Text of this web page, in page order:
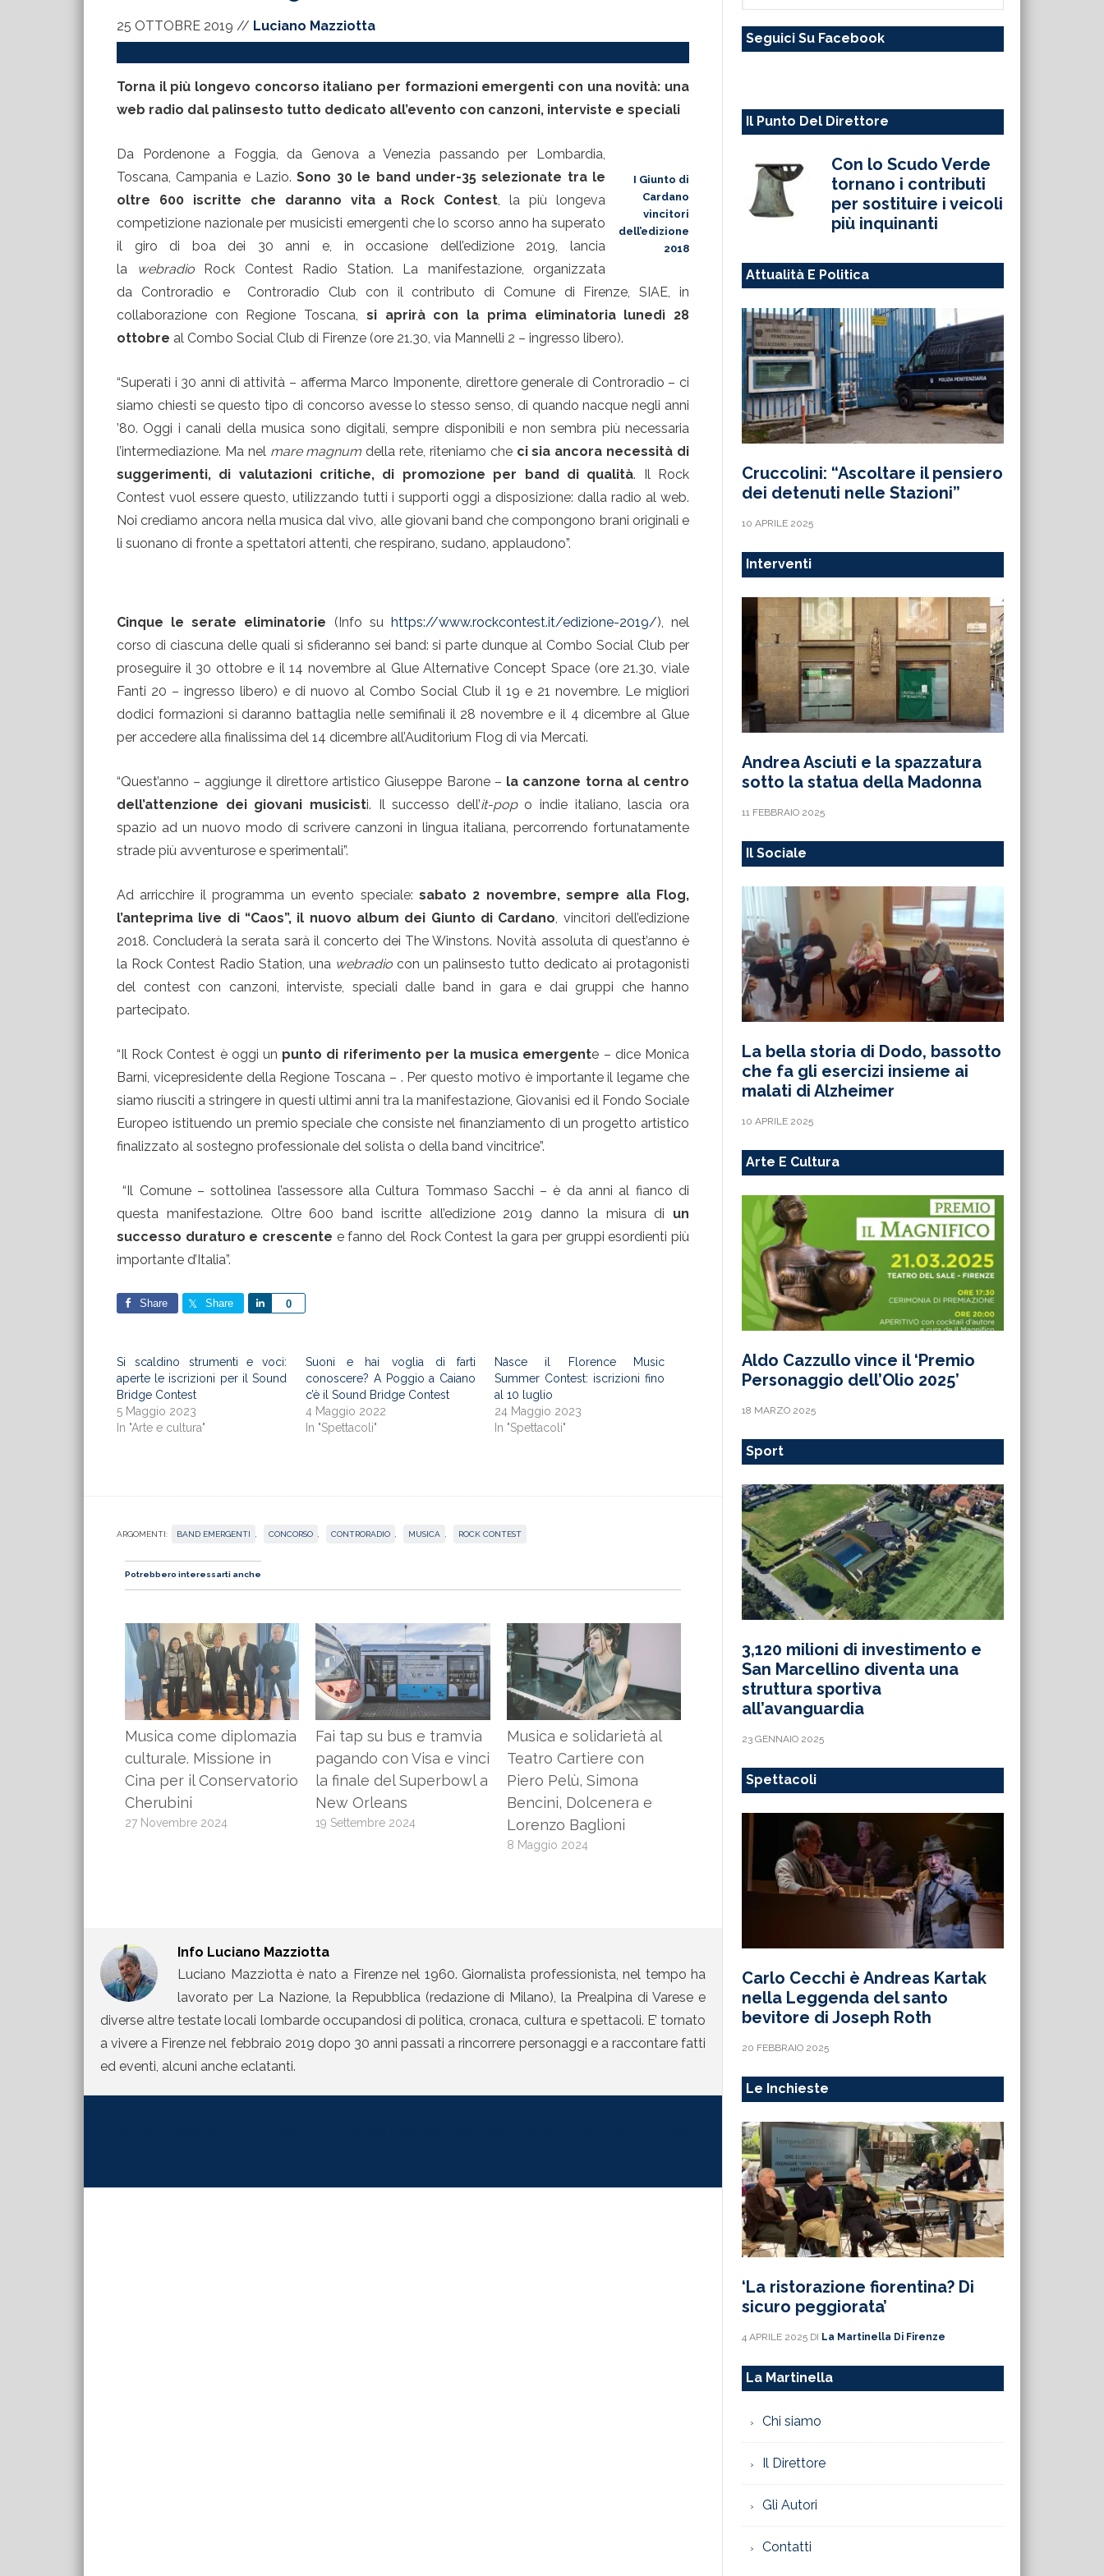
25 OTTOBRE 2019 // Luciano Mazziotta
Torna il più longevo concorso italiano per formazioni emergenti con una novità: una
web radio dal palinsesto tutto dedicato all’evento con canzoni, interviste e speciali
I Giunto di
Cardano
vincitori
dell’edizione
2018
Da Pordenone a Foggia, da Genova a Venezia passando per Lombardia,
Toscana, Campania e Lazio.Sono 30 le band under-35 selezionate tra le
oltre 600 iscritte che daranno vita a Rock Contest, la più longeva
competizione nazionale per musicisti emergenti che lo scorso anno ha superato
il giro di boa dei 30 anni e, in occasione dell’edizione 2019, lancia
la
webradioRock Contest Radio Station. La manifestazione, organizzata
da Controradio e Controradio Club con il contributo di Comune di Firenze, SIAE, in
collaborazione con Regione Toscana, si aprirà con la prima eliminatoria lunedì 28
ottobre al Combo Social Club di Firenze (ore 21.30, via Mannelli 2 – ingresso libero).
“Superati i 30 anni di attività – afferma Marco Imponente, direttore generale di Controradio – ci
siamo chiesti se questo tipo di concorso avesse lo stesso senso, di quando nacque negli anni
’80. Oggi i canali della musica sono digitali, sempre disponibili e non sembra più necessaria
l’intermediazione. Ma nel mare magnum della rete, riteniamo che ci sia ancora necessità di
suggerimenti, di valutazioni critiche, di promozione per band di qualità. Il Rock
Contest vuol essere questo, utilizzando tutti i supporti oggi a disposizione: dalla radio al web.
Noi crediamo ancora nella musica dal vivo, alle giovani band che compongono brani originali e
li suonano di fronte a spettatori attenti, che respirano, sudano, applaudono”.
Cinque le serate eliminatorie (Info su https://www.rockcontest.it/edizione-2019/), nel
corso di ciascuna delle quali si sfideranno sei band: si parte dunque al Combo Social Club per
proseguire il 30 ottobre e il 14 novembre al Glue Alternative Concept Space (ore 21.30, viale
Fanti 20 – ingresso libero) e di nuovo al Combo Social Club il 19 e 21 novembre. Le migliori
dodici formazioni si daranno battaglia nelle semifinali il 28 novembre e il 4 dicembre al Glue
per accedere alla finalissima del 14 dicembre all’Auditorium Flog di via Mercati.
“Quest’anno – aggiunge il direttore artistico Giuseppe Barone – la canzone torna al centro
dell’attenzione dei giovani musicisti. Il successo dell’it-popo indie italiano, lascia ora
spazio ad un nuovo modo di scrivere canzoni in lingua italiana, percorrendo fortunatamente
strade più avventurose e sperimentali”.
Ad arricchire il programma un evento speciale: sabato 2 novembre, sempre alla Flog,
l’anteprima live di “Caos”, il nuovo album dei Giunto di Cardano, vincitori dell’edizione
2018. Concluderà la serata sarà il concerto dei The Winstons. Novità assoluta di quest’anno è
la Rock Contest Radio Station, una webradio con un palinsesto tutto dedicato ai protagonisti
del contest con canzoni, interviste, speciali dalle band in gara e dai gruppi che hanno
partecipato.
“Il Rock Contest è oggi un punto di riferimento per la musica emergente – dice Monica
Barni, vicepresidente della Regione Toscana – . Per questo motivo è importante il legame che
siamo riusciti a stringere in questi ultimi anni tra la manifestazione, Giovanisì ed il Fondo Sociale
Europeo istituendo un premio speciale che consiste nel finanziamento di un progetto artistico
finalizzato al sostegno professionale del solista o della band vincitrice”.
“Il Comune – sottolinea l’assessore alla Cultura Tommaso Sacchi – è da anni al fianco di
questa manifestazione. Oltre 600 band iscritte all’edizione 2019 danno la misura di un
successo duraturo e crescente e fanno del Rock Contest la gara per gruppi esordienti più
importante d’Italia”.
Share Share 0
Share
Si scaldino strumenti e voci:
aperte le iscrizioni per il Sound
Bridge Contest
5 Maggio 2023
In "Arte e cultura"
Suoni e hai voglia di farti
conoscere? A Poggio a Caiano
c’è il Sound Bridge Contest
4 Maggio 2022
In "Spettacoli"
Nasce il Florence Music
Summer Contest: iscrizioni fino
al 10 luglio
24 Maggio 2023
In "Spettacoli"
ARGOMENTI: BAND EMERGENTI CONCORSO CONTRORADIO MUSICA ROCK CONTEST
Potrebbero interessarti anche
Musica come diplomazia
culturale. Missione in
Cina per il Conservatorio
Cherubini
27 Novembre 2024
Fai tap su bus e tramvia
pagando con Visa e vinci
la finale del Superbowl a
New Orleans
19 Settembre 2024
Musica e solidarietà al
Teatro Cartiere con
Piero Pelù, Simona
Bencini, Dolcenera e
Lorenzo Baglioni
8 Maggio 2024
Info Luciano Mazziotta
Luciano Mazziotta è nato a Firenze nel 1960. Giornalista professionista, nel tempo ha
lavorato per La Nazione, la Repubblica (redazione di Milano), la Prealpina di Varese e
diverse altre testate locali lombarde occupandosi di politica, cronaca, cultura e spettacoli. E’ tornato
a vivere a Firenze nel febbraio 2019 dopo 30 anni passati a rincorrere personaggi e a raccontare fatti
ed eventi, alcuni anche eclatanti.
sito
Seguici Su Facebook
Il Punto Del Direttore
Con lo Scudo Verde
tornano i contributi
per sostituire i veicoli
più inquinanti
Attualità E Politica
Cruccolini: “Ascoltare il pensiero
dei detenuti nelle Stazioni”
10 APRILE 2025
Interventi
Andrea Asciuti e la spazzatura
sotto la statua della Madonna
11 FEBBRAIO 2025
Il Sociale
La bella storia di Dodo, bassotto
che fa gli esercizi insieme ai
malati di Alzheimer
10 APRILE 2025
Arte E Cultura
Aldo Cazzullo vince il ‘Premio
Personaggio dell’Olio 2025’
18 MARZO 2025
Sport
3,120 milioni di investimento e
San Marcellino diventa una
struttura sportiva
all’avanguardia
23 GENNAIO 2025
Spettacoli
Carlo Cecchi è Andreas Kartak
nella Leggenda del santo
bevitore di Joseph Roth
20 FEBBRAIO 2025
Le Inchieste
‘La ristorazione fiorentina? Di
sicuro peggiorata’
4 APRILE 2025 DI La Martinella Di Firenze
La Martinella
Chi siamo
Il Direttore
Gli Autori
Contatti